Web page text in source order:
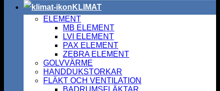
KLIMAT
ELEMENT
MB ELEMENT
LVI ELEMENT
PAX ELEMENT
ZEBRA ELEMENT
GOLVVÄRME
HANDDUKSTORKAR
FLÄKT OCH VENTILATION
BADRUMSFLÄKTAR